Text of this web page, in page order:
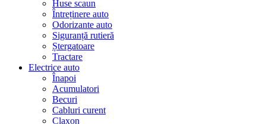
Huse scaun
Întreținere auto
Odorizante auto
Siguranță rutieră
Ștergatoare
Tractare
Electrice auto
Înapoi
Acumulatori
Becuri
Cabluri curent
Claxon